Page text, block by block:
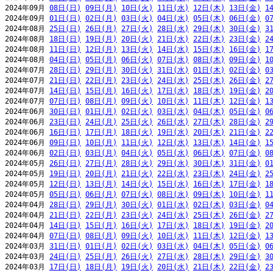
2024年09月 08日(日) 09日(月) 10日(火) 11日(水) 12日(木) 13日(金)
2024年09月 01日(日) 02日(月) 03日(火) 04日(水) 05日(木) 06日(金)
2024年08月 25日(日) 26日(月) 27日(火) 28日(水) 29日(木) 30日(金)
2024年08月 18日(日) 19日(月) 20日(火) 21日(水) 22日(木) 23日(金)
2024年08月 11日(日) 12日(月) 13日(火) 14日(水) 15日(木) 16日(金)
2024年08月 04日(日) 05日(月) 06日(火) 07日(水) 08日(木) 09日(金)
2024年07月 28日(日) 29日(月) 30日(火) 31日(水) 01日(木) 02日(金)
2024年07月 21日(日) 22日(月) 23日(火) 24日(水) 25日(木) 26日(金)
2024年07月 14日(日) 15日(月) 16日(火) 17日(水) 18日(木) 19日(金)
2024年07月 07日(日) 08日(月) 09日(火) 10日(水) 11日(木) 12日(金)
2024年06月 30日(日) 01日(月) 02日(火) 03日(水) 04日(木) 05日(金)
2024年06月 23日(日) 24日(月) 25日(火) 26日(水) 27日(木) 28日(金)
2024年06月 16日(日) 17日(月) 18日(火) 19日(水) 20日(木) 21日(金)
2024年06月 09日(日) 10日(月) 11日(火) 12日(水) 13日(木) 14日(金)
2024年06月 02日(日) 03日(月) 04日(火) 05日(水) 06日(木) 07日(金)
2024年05月 26日(日) 27日(月) 28日(火) 29日(水) 30日(木) 31日(金)
2024年05月 19日(日) 20日(月) 21日(火) 22日(水) 23日(木) 24日(金)
2024年05月 12日(日) 13日(月) 14日(火) 15日(水) 16日(木) 17日(金)
2024年05月 05日(日) 06日(月) 07日(火) 08日(水) 09日(木) 10日(金)
2024年04月 28日(日) 29日(月) 30日(火) 01日(水) 02日(木) 03日(金)
2024年04月 21日(日) 22日(月) 23日(火) 24日(水) 25日(木) 26日(金)
2024年04月 14日(日) 15日(月) 16日(火) 17日(水) 18日(木) 19日(金)
2024年04月 07日(日) 08日(月) 09日(火) 10日(水) 11日(木) 12日(金)
2024年03月 31日(日) 01日(月) 02日(火) 03日(水) 04日(木) 05日(金)
2024年03月 24日(日) 25日(月) 26日(火) 27日(水) 28日(木) 29日(金)
2024年03月 17日(日) 18日(月) 19日(火) 20日(水) 21日(木) 22日(金)